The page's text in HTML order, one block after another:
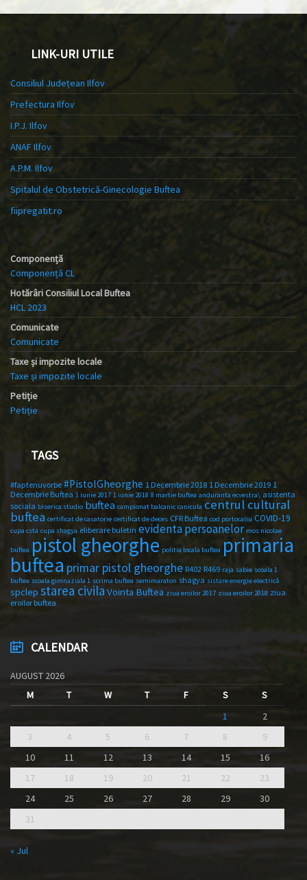
LINK-URI UTILE
Consiliul Județean Ilfov
Prefectura Ilfov
I.P.J. Ilfov
ANAF Ilfov
A.P.M. Ilfov
Spitalul de Obstetrică-Ginecologie Buftea
fiipregatit.ro
Componență
Componență CL
Hotărâri Consiliul Local Buftea
HCL 2023
Comunicate
Comunicate
Taxe și impozite locale
Taxe și impozite locale
Petiție
Petiție
TAGS
#faptenuvorbe #PistolGheorghe 1 Decembrie 2018 1 Decembrie 2019 1
Decembrie Buftea 1 iunie 2017 1 iunie 2018 8 martie buftea anduranta ecvestra\ asistenta
sociala biserica studio buftea campionat balcanic canicula centrul cultural
buftea certificat de casatorie certificat de deces CFR Buftea cod portocaliu COVID-19
cupa csta cupa shagya eliberare buletin evidenta persoanelor mos nicolae
buftea pistol gheorghe politia locala buftea primaria
buftea primar pistol gheorghe R402 R469 raja sabie scoala 1
buftea scoala gimnaziala 1 scrima buftea semimaraton shagya sistare energie electrică
spclep starea civila Vointa Buftea ziua eroilor 2017 ziua eroilor 2018 ziua
eroilor buftea
CALENDAR
AUGUST 2026
M
T W T F S
S
1
2
3
4 5 6 7 8
9
10
11 12 13 14 15
16
17
18 19 20 21 22
23
24
25 26 27 28 29
30
31
« Jul